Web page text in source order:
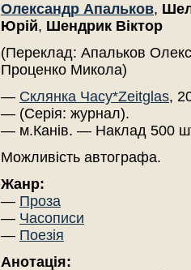
Олександр Апальков,
Юрій, Шендрик Віктор
(Переклад: Апальков
Проценко Микола)
— Склянка Часу*Zeitglas,
— (Серія: журнал).
— м.Канів. — Наклад 500
Можливість автографа.
Жанр:
— Проза
— Часописи
— Поезія
Анотація: